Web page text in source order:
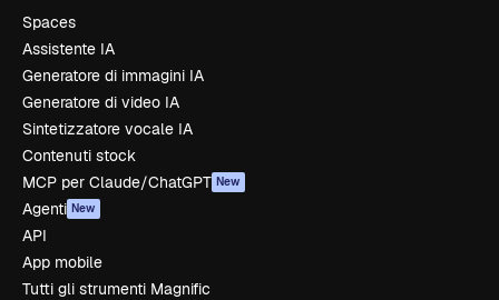
Spaces
Assistente IA
Generatore di immagini IA
Generatore di video IA
Sintetizzatore vocale IA
Contenuti stock
MCP per Claude/ChatGPT New
Agenti New
API
App mobile
Tutti gli strumenti Magnific